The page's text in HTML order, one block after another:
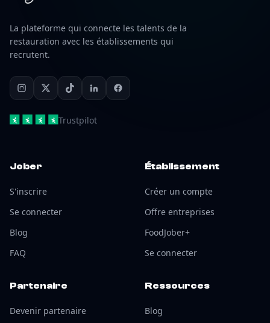
La plateforme qui connecte les talents de la
restauration avec les établissements qui
recrutent.
Trustpilot
Jober
S'inscrire
Se connecter
Blog
FAQ
Établissement
Créer un compte
Offre entreprises
FoodJober+
Se connecter
Partenaire
Devenir partenaire
Ressources
Blog